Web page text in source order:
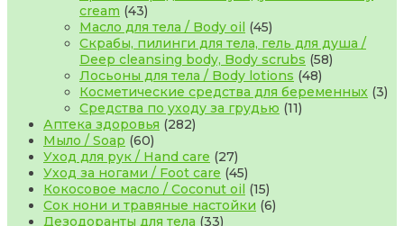
cream 4343
товара
Масло для тела / Body oil 4545
товаров
Скрабы, пилинги для тела, гель для душа /
Deep cleansing body, Body scrubs 5858
Лосьоны для тела / Body lotions 4848
товаров
Косметические средства для беременных 33
Средства по уходу за грудью 1111
Аптека здоровья 282282
Мыло / Soap 6060
товаров
Уход для рук / Hand care 2727
товаров
Уход за ногами / Foot care 4545
товаров
Кокосовое масло / Coconut oil 1515
товаров
Сок нони и травяные настойки 66
Дезодоранты для тела 3333